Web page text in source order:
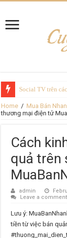
Social TV trên
Home / Mua Bán
thương mại điện tử
Cách
quả trên
admin
Leave a comment
Lưu ý:
tiền từ việc bán